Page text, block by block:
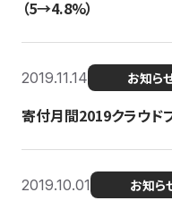
（5→4.8%）
2019.11.14 お知ら
寄付月間2019クラウド
2019.10.01 お知ら